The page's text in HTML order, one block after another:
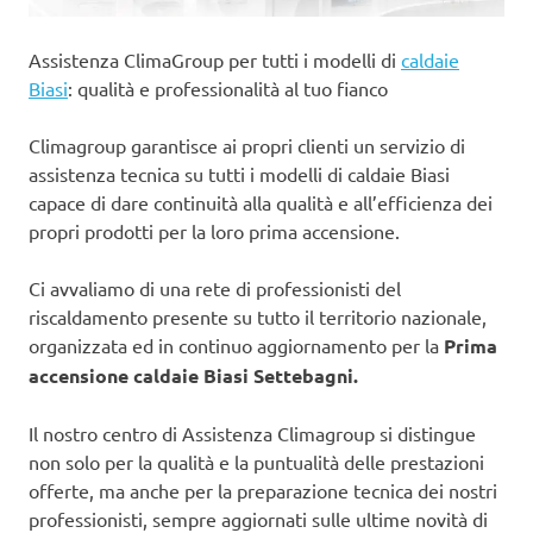
Assistenza ClimaGroup per tutti i modelli di caldaie
Biasi: qualità e professionalità al tuo fianco
Climagroup garantisce ai propri clienti un servizio di
assistenza tecnica su tutti i modelli di caldaie Biasi
capace di dare continuità alla qualità e all’efficienza dei
propri prodotti per la loro prima accensione.
Ci avvaliamo di una rete di professionisti del
riscaldamento presente su tutto il territorio nazionale,
organizzata ed in continuo aggiornamento per la Prima
accensione caldaie Biasi Settebagni.
Il nostro centro di Assistenza Climagroup si distingue
non solo per la qualità e la puntualità delle prestazioni
offerte, ma anche per la preparazione tecnica dei nostri
professionisti, sempre aggiornati sulle ultime novità di